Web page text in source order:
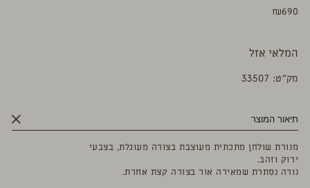
₪690
המלאי אזל
מק”ט: 33507
תיאור המוצר
מנורת שולחן מתכתית מעוצבת בצורה מעוגלת, בצבעי
ירוק וזהב.
נורה נסתרת שמאירה אור בצורה קצת אחרת.